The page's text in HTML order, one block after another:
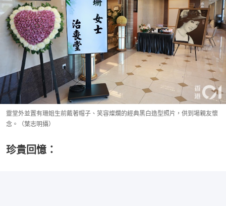
靈堂外並置有珊姐生前戴著帽子、笑容燦爛的經典黑白造型照片，供到場親友懷
念。（葉志明攝）
珍貴回憶：